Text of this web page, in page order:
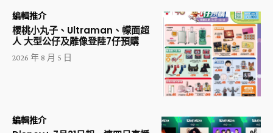
編輯推介
櫻桃小丸子、Ultraman、幪面超
人 大型公仔及雕像登陸7仔預購
2026 年 8 月 5 日
編輯推介